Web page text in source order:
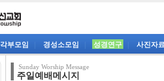
각부모임 경성소모임 성경연구 사진자
Sunday Worship Message
주일예배메시지